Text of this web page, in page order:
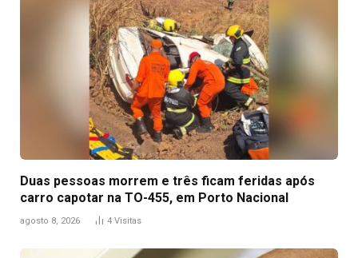
Duas pessoas morrem e três ficam feridas após
carro capotar na TO-455, em Porto Nacional
agosto 8, 2026 4 Visitas